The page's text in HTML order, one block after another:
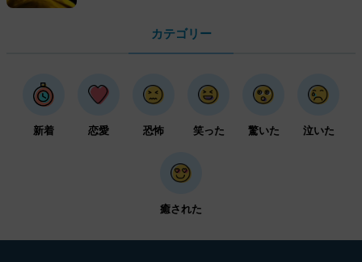
カテゴリー
新着 恋愛 恐怖 笑った 驚いた 泣いた
癒された